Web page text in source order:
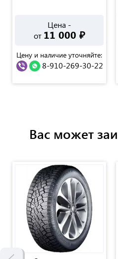
Цена -
от 11 000 ₽
Цену и наличие уточняйте:
8-910-269-30-22
Вас может